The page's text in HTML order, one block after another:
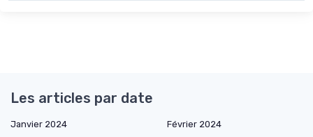
Les articles par date
Janvier 2024
Février 2024